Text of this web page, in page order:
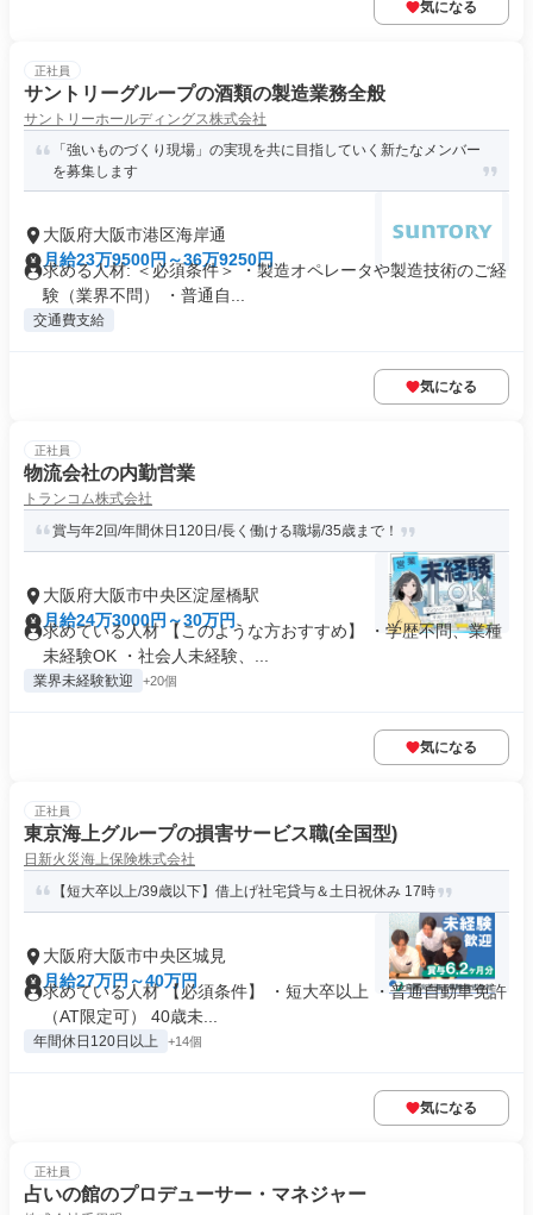
気になる
正社員
サントリーグループの酒類の製造業務全般
サントリーホールディングス株式会社
「強いものづくり現場」の実現を共に目指していく新たなメンバー
を募集します
大阪府大阪市港区海岸通
月給23万9500円～36万9250円
求める人材: ＜必須条件＞ ・製造オペレータや製造技術のご経
験（業界不問） ・普通自...
交通費支給
気になる
正社員
物流会社の内勤営業
トランコム株式会社
賞与年2回/年間休日120日/長く働ける職場/35歳まで！
大阪府大阪市中央区淀屋橋駅
月給24万3000円～30万円
求めている人材 【このような方おすすめ】 ・学歴不問、業種
未経験OK ・社会人未経験、...
業界未経験歓迎 +20個
気になる
正社員
東京海上グループの損害サービス職(全国型)
日新火災海上保険株式会社
【短大卒以上/39歳以下】借上げ社宅貸与＆土日祝休み 17時
大阪府大阪市中央区城見
月給27万円～40万円
求めている人材 【必須条件】 ・短大卒以上 ・普通自動車免許
（AT限定可） 40歳未...
年間休日120日以上 +14個
気になる
正社員
占いの館のプロデューサー・マネジャー